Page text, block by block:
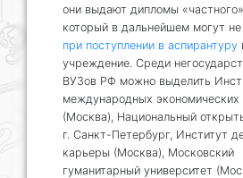
они выдают дипломы
который в дальнейшем могут не
при поступлении в аспирантуру
учреждение. Среди
ВУЗов РФ можно выделить
международных экономических
(Москва), Национальный
г. Санкт-Петербург, Институт
карьеры (Москва), Московский
гуманитарный университет